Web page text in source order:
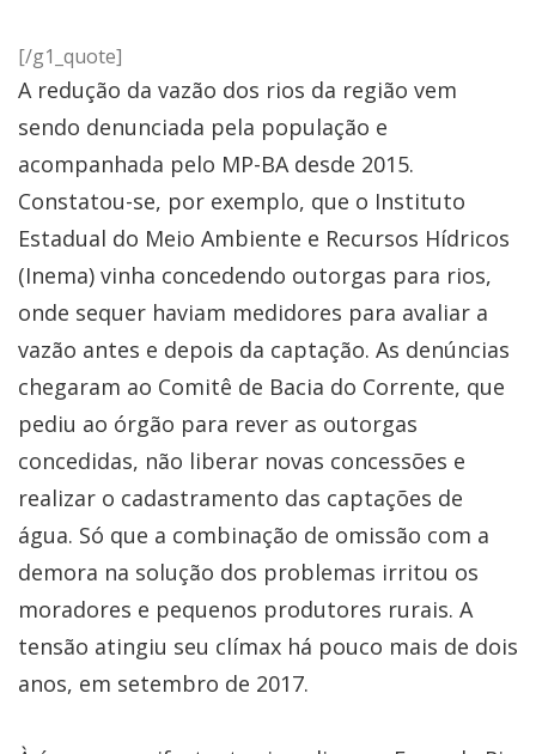
[/g1_quote]
A redução da vazão dos rios da região vem
sendo denunciada pela população e
acompanhada pelo MP-BA desde 2015.
Constatou-se, por exemplo, que o Instituto
Estadual do Meio Ambiente e Recursos Hídricos
(Inema) vinha concedendo outorgas para rios,
onde sequer haviam medidores para avaliar a
vazão antes e depois da captação. As denúncias
chegaram ao Comitê de Bacia do Corrente, que
pediu ao órgão para rever as outorgas
concedidas, não liberar novas concessões e
realizar o cadastramento das captações de
água. Só que a combinação de omissão com a
demora na solução dos problemas irritou os
moradores e pequenos produtores rurais. A
tensão atingiu seu clímax há pouco mais de dois
anos, em setembro de 2017.